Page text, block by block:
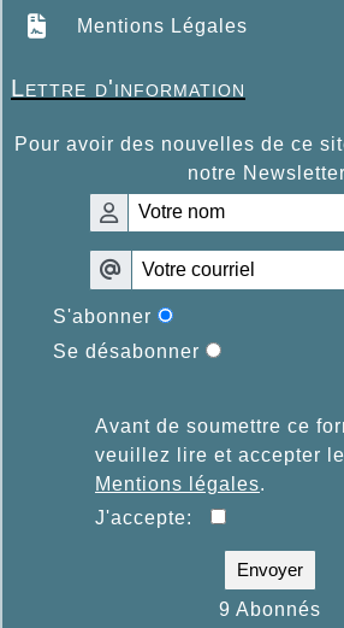
Mentions Légales
Lettre d'information
Pour avoir des nouvelles de ce
notre
S'abonner
Se désabonner
Avant de soumettre ce
veuillez lire et accepter
Mentions légales.
J'accepte:
Envoyer
9 Abonnés